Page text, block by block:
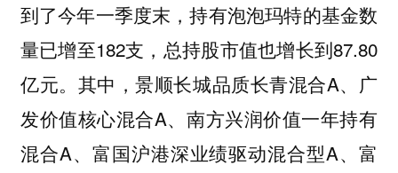
到了今年一季度末，持有泡泡玛特的基金数
量已增至182支，总持股市值也增长到87.80
亿元。其中，景顺长城品质长青混合A、广
发价值核心混合A、南方兴润价值一年持有
混合A、富国沪港深业绩驱动混合型A、富